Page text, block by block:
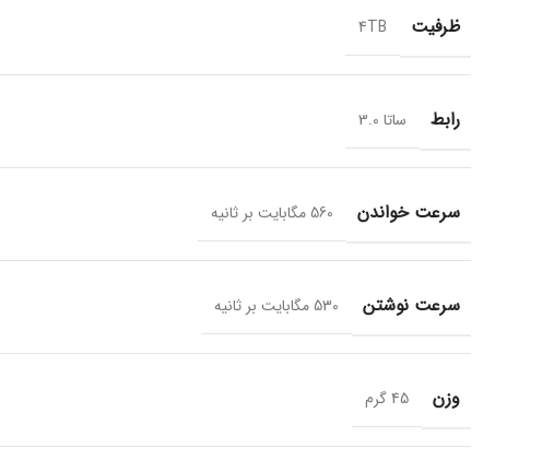
ظرفیت 4TB
رابط ساتا 3.0
سرعت خواندن 560 مگابایت بر ثانیه
سرعت نوشتن 530 مگابایت بر ثانیه
وزن 45 گرم